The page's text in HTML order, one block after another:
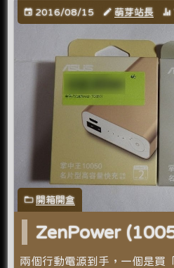
2016/08/15 萌芽站長
開箱開盒
ZenPower
兩個行動電源到手，一個是買